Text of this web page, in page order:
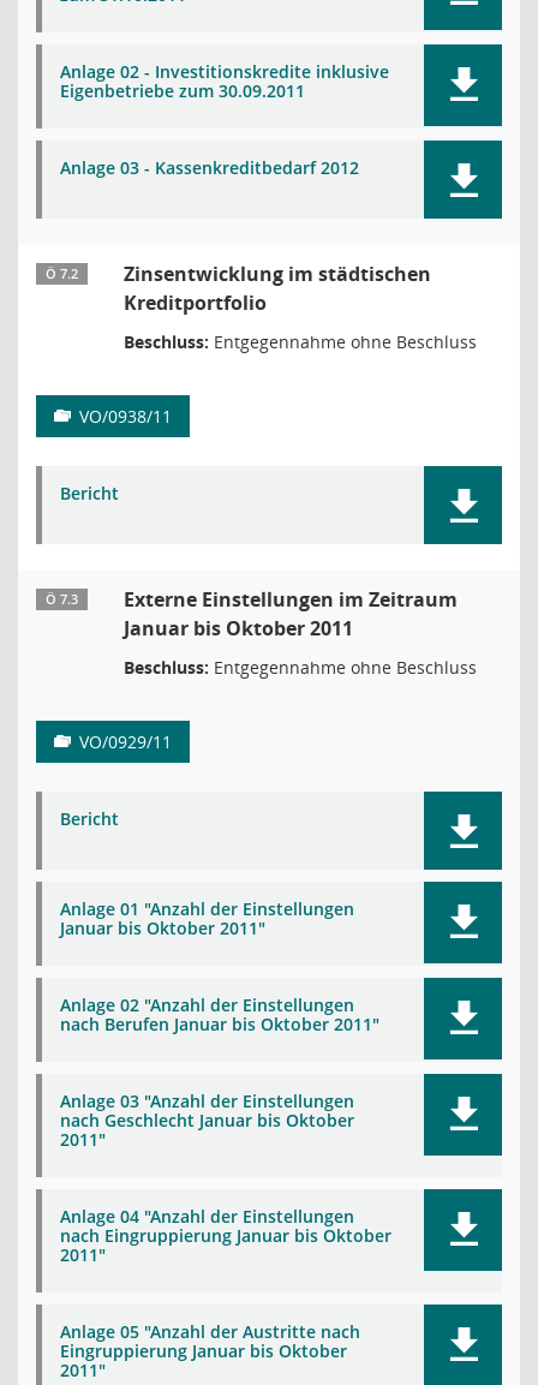
Anlage 02 - Investitionskredite inklusive
Eigenbetriebe zum 30.09.2011
Anlage 03 - Kassenkreditbedarf 2012
Ö 7.2
Zinsentwicklung im städtischen
Kreditportfolio
Beschluss: Entgegennahme ohne Beschluss
VO/0938/11
Bericht
Ö 7.3
Externe Einstellungen im Zeitraum
Januar bis Oktober 2011
Beschluss: Entgegennahme ohne Beschluss
VO/0929/11
Bericht
Anlage 01 "Anzahl der Einstellungen
Januar bis Oktober 2011"
Anlage 02 "Anzahl der Einstellungen
nach Berufen Januar bis Oktober 2011"
Anlage 03 "Anzahl der Einstellungen
nach Geschlecht Januar bis Oktober
2011"
Anlage 04 "Anzahl der Einstellungen
nach Eingruppierung Januar bis Oktober
2011"
Anlage 05 "Anzahl der Austritte nach
Eingruppierung Januar bis Oktober
2011"